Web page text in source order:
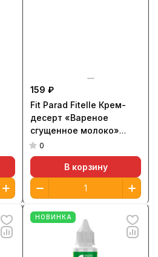
159 ₽
Fit Parad Fitelle Крем-
десерт «Вареное
сгущенное молоко»
100гр
0
В корзину
НОВИНКА